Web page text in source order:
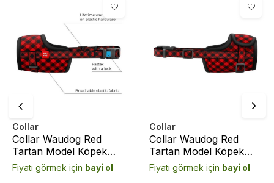
Collar
Collar Waudog Red
Tartan Model Köpek
Ağızlığı 19-26 Cm No:2
(5375)
Fiyatı görmek için bayi ol
Collar
Collar Waudog Red
Tartan Model Köpek
Ağızlığı 35-43 Cm No:4
(5377)
Fiyatı görmek için bayi ol